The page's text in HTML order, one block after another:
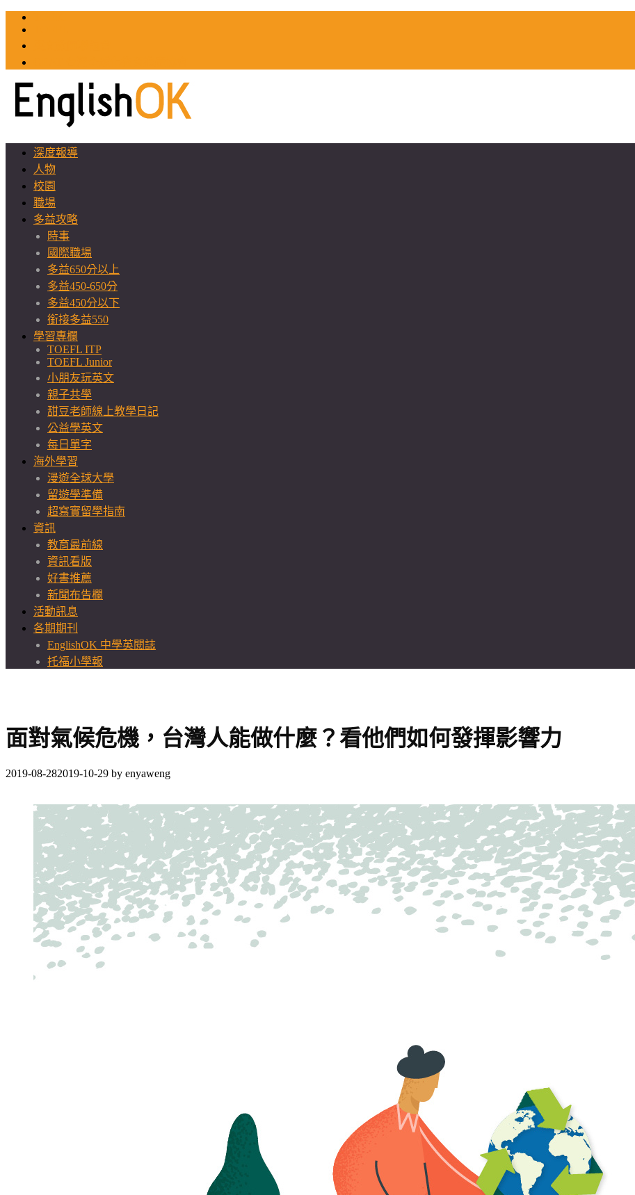
深度報導
人物
校園
職場
多益攻略
時事
國際職場
多益650分以上
多益450-650分
多益450分以下
銜接多益550
學習專欄
TOEFL ITP
TOEFL Junior
小朋友玩英文
親子共學
甜豆老師線上教學日記
公益學英文
每日單字
海外學習
漫遊全球大學
留遊學準備
超寫實留學指南
資訊
教育最前線
資訊看版
好書推薦
新聞布告欄
活動訊息
各期期刊
EnglishOK 中學英閱誌
托福小學報
面對氣候危機，台灣人能做什麼？看他們如何發揮影響力
2019-08-282019-10-29 by enyaweng